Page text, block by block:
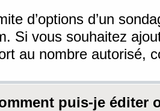
d’options d’un
Si vous souhaitez
au nombre autorisé,
puis-je éditer